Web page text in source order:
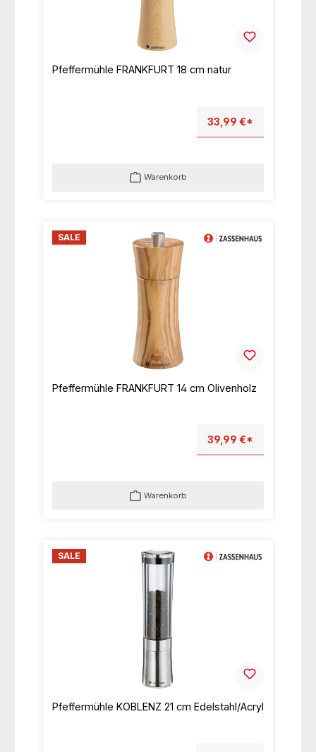
Pfeffermühle FRANKFURT 18 cm natur
33,99 €*
Warenkorb
SALE
Pfeffermühle FRANKFURT 14 cm Olivenholz
39,99 €*
Warenkorb
SALE
Pfeffermühle KOBLENZ 21 cm Edelstahl/Acryl